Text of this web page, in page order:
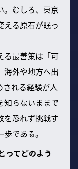
。むしろ、東京
える原石が眠っ
る最善策は「可
海外や地方へ出
れる経験が人
知らないままで
を恐れず挑戦す
である。
ってどのよう